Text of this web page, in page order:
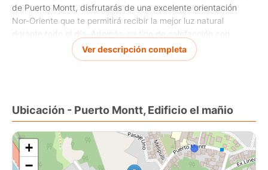
de Puerto Montt, disfrutarás de una excelente orientación
Nor-Oriente que te permitirá recibir la mejor luz natural
durante todo el día. Además, su tipo de calefacción con
radiadores te mantendrá cálido en los días más fríos del año.
este maravilloso departamento por tan solo Pesos
Ver descripción completa
Ubicación - Puerto Montt, Edificio el mañio
+
−